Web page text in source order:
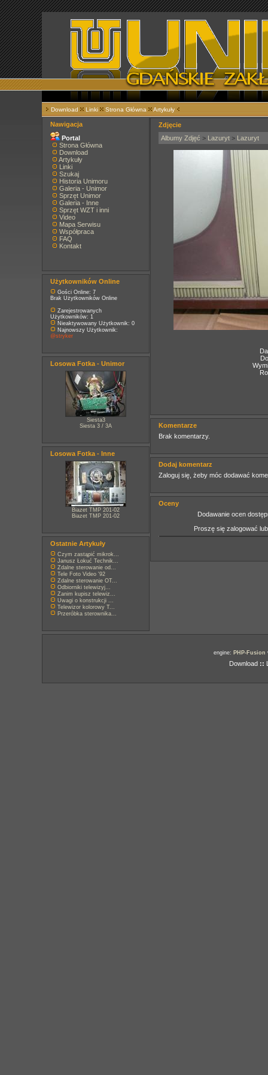
Download Linki Strona Główna Artykuły
Nawigacja
Portal
Strona Główna
Download
Artykuły
Linki
Szukaj
Historia Unimoru
Galeria - Unimor
Sprzęt Unimor
Galeria - Inne
Sprzęt WZT i inni
Video
Mapa Serwisu
Współpraca
FAQ
Kontakt
Użytkowników Online
Gości Online: 7
Brak Użytkowników Online
Zarejestrowanych
Użytkowników: 1
Nieaktywowany Użytkownik: 0
Najnowszy Użytkownik:
@stryker
Losowa Fotka - Unimor
Siesta3
Siesta 3 / 3A
Losowa Fotka - Inne
Biazet TMP 201-02
Biazet TMP 201-02
Ostatnie Artykuły
Czym zastąpić mikrok...
Janusz Łokuć Technik...
Zdalne sterowanie od...
Tele Foto Video '92
Zdalne sterowanie OT...
Odbiorniki telewizyj...
Zanim kupisz telewiz...
Uwagi o konstrukcji ...
Telewizor kolorowy T...
Przeróbka sterownika...
Zdjęcie
Albumy Zdjęć > Lazuryt > Lazuryt
Komentarze
Brak komentarzy.
Dodaj komentarz
Zaloguj się, żeby móc dodawać
Oceny
Dodawanie ocen
Proszę się zalogować
engine: PHP-Fusion
Download ::